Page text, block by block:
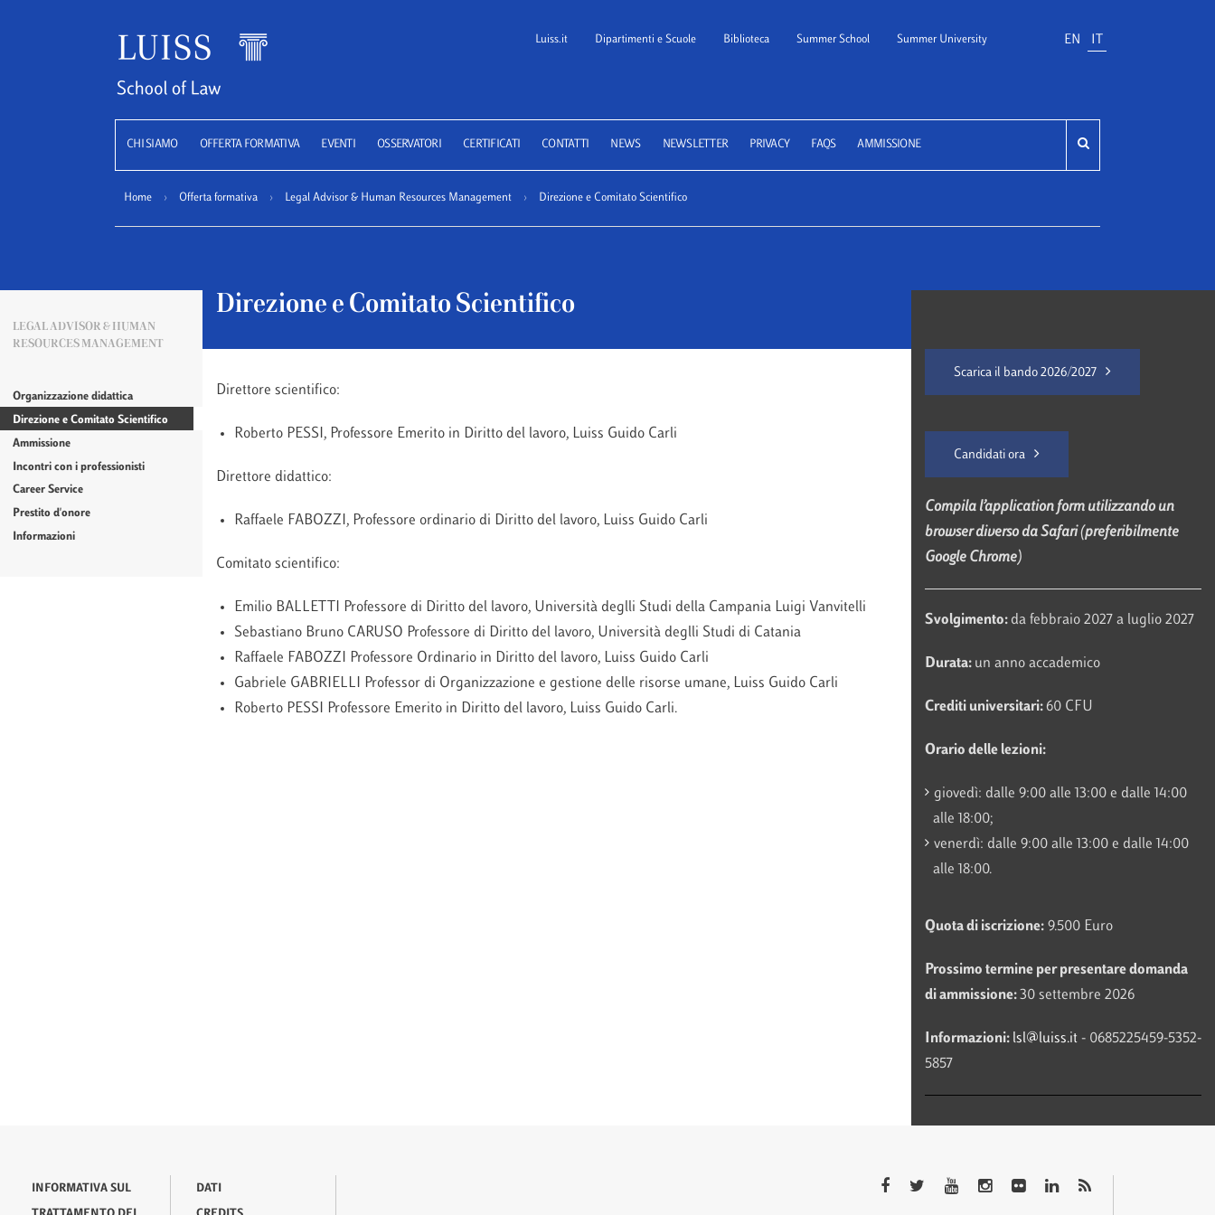
Luiss School of Law
Luiss.it Dipartimenti e Scuole Biblioteca Summer School Summer University EN
CHI SIAMO OFFERTA FORMATIVA EVENTI OSSERVATORI CERTIFICATI CONTATTI NEWS NEWSLETTER PRIVACY FAQS AMMISSIONE
Home › Offerta formativa › Legal Advisor & Human Resources Management › Direzione e Comitato Scientifico
Direzione e Comitato Scientifico
Direttore scientifico:
Roberto PESSI, Professore Emerito in Diritto del lavoro, Luiss Guido Carli
Direttore didattico:
Raffaele FABOZZI, Professore ordinario di Diritto del lavoro, Luiss Guido Carli
Comitato scientifico:
Emilio BALLETTI Professore di Diritto del lavoro, Università deglli Studi della Campania Luigi Vanvitelli
Sebastiano Bruno CARUSO Professore di Diritto del lavoro, Università deglli Studi di Catania
Raffaele FABOZZI Professore Ordinario in Diritto del lavoro, Luiss Guido Carli
Gabriele GABRIELLI Professor di Organizzazione e gestione delle risorse umane, Luiss Guido Carli
Roberto PESSI Professore Emerito in Diritto del lavoro, Luiss Guido Carli.
Scarica il bando 2026/2027
Candidati ora
Compila l’application form utilizzando un
browser diverso da Safari (preferibilmente
Google Chrome)
Svolgimento: da febbraio 2027 a luglio 2027
Durata: un anno accademico
Crediti universitari:60 CFU
Orario delle lezioni:
giovedì: dalle 9:00 alle 13:00 e dalle 14:00
alle 18:00;
venerdì: dalle 9:00 alle 13:00 e dalle 14:00
alle 18:00.
Quota di iscrizione:9.500 Euro
Prossimo termine per presentare domanda
di ammissione:30 settembre 2026
Informazioni: lsl@luiss.it - 0685225459-5352-
5857
LEGAL ADVISOR & HUMAN
RESOURCES MANAGEMENT
Organizzazione didattica
Direzione e Comitato Scientifico
Ammissione
Incontri con i professionisti
Career Service
Prestito d'onore
Informazioni
INFORMATIVA SUL DATI